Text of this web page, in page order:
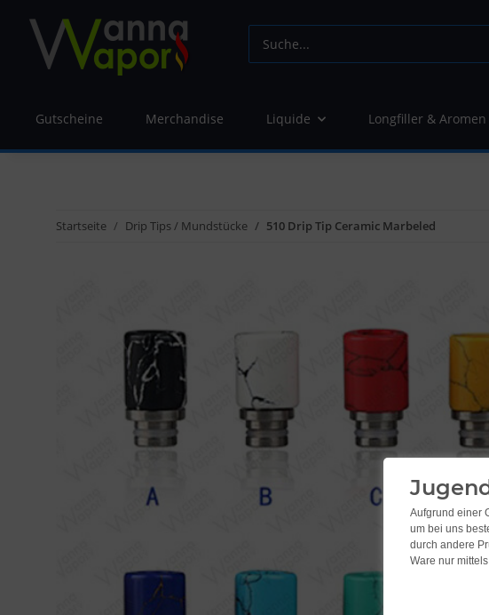
Gutscheine Merchandise Liquide Longfiller & Aromen
Startseite Drip Tips / Mundstücke 510 Drip Tip Ceramic Marbeled
Aufgrund einer
um bei uns
durch andere
Ware nur